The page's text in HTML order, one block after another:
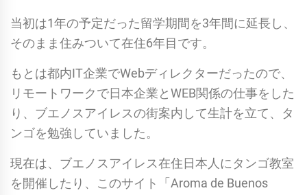
当初は1年の予定だった留学期間を3年間に延長し、
そのまま住みついて在住6年目です。
もとは都内IT企業でWebディレクターだったので、
リモートワークで日本企業とWEB関係の仕事をした
り、ブエノスアイレスの街案内して生計を立て、タ
ンゴを勉強していました。
現在は、ブエノスアイレス在住日本人にタンゴ教室
を開催したり、このサイト「Aroma de Buenos